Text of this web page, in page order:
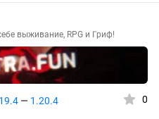
выживание, RPG и Гриф!
— 1.20.4 0